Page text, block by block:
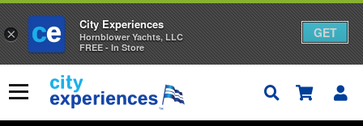
to
content
Меню
×
City Experiences
Hornblower Yachts, LLC
FREE - In Store
GET